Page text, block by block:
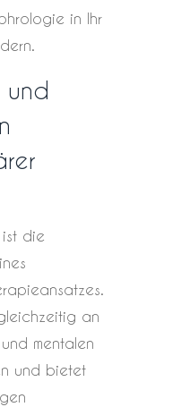
in Ihr
und
ist die
an
mentalen
und bietet